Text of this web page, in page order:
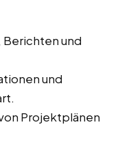
und
und
Projektplänen